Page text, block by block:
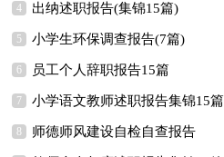
4 出纳述职报告(集锦15篇)
5 小学生环保调查报告(7篇)
6 员工个人辞职报告15篇
7 小学语文教师述职报告集锦15篇
8 师德师风建设自检自查报告